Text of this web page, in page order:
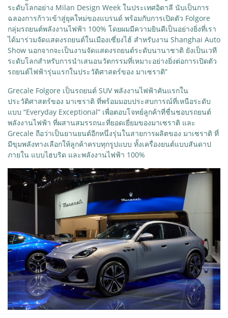
ระดับโลกอย่าง Milan Design Week ในประเทศอิตาลี นับเป็นการ
ฉลองการก้าวเข้าสู่ยุคใหม่ของแบรนด์ พร้อมกับการเปิดตัว Folgore
กลุ่มรถยนต์พลังงานไฟฟ้า 100% โดยผมมีความยินดีเป็นอย่างยิ่งที่เรา
ได้มาร่วมจัดแสดงรถยนต์ในเมืองเซี่ยงไฮ้ สำหรับงาน Shanghai Auto
Show นอกจากจะเป็นงานจัดแสดงรถยนต์ระดับนานาชาติ ยังเป็นเวที
ระดับโลกสำหรับการนำเสนอนวัตกรรมที่เหมาะอย่างยิ่งต่อการเปิดตัว
รถยนต์ไฟฟ้ารุ่นแรกในประวัติศาสตร์ของ มาเซราติ”
Grecale Folgore เป็นรถยนต์ SUV พลังงานไฟฟ้าคันแรกใน
ประวัติศาสตร์ของ มาเซราติ ที่พร้อมมอบประสบการณ์ที่เหนือระดับ
แบบ “Everyday Exceptional” เพื่อตอบโจทย์ลูกค้าที่ชื่นชอบรถยนต์
พลังงานไฟฟ้า ที่ผสานสมรรถนะที่ยอดเยี่ยมของมาเซราติ และ
Grecale ถือว่าเป็นยานยนต์อีกหนึ่งรุ่นในสายการผลิตของ มาเซราติ ที่
มีขุมพลังทางเลือกให้ลูกค้าครบทุกรูปแบบ ทั้งเครื่องยนต์แบบสันดาป
ภายใน แบบไฮบริด และพลังงานไฟฟ้า 100%